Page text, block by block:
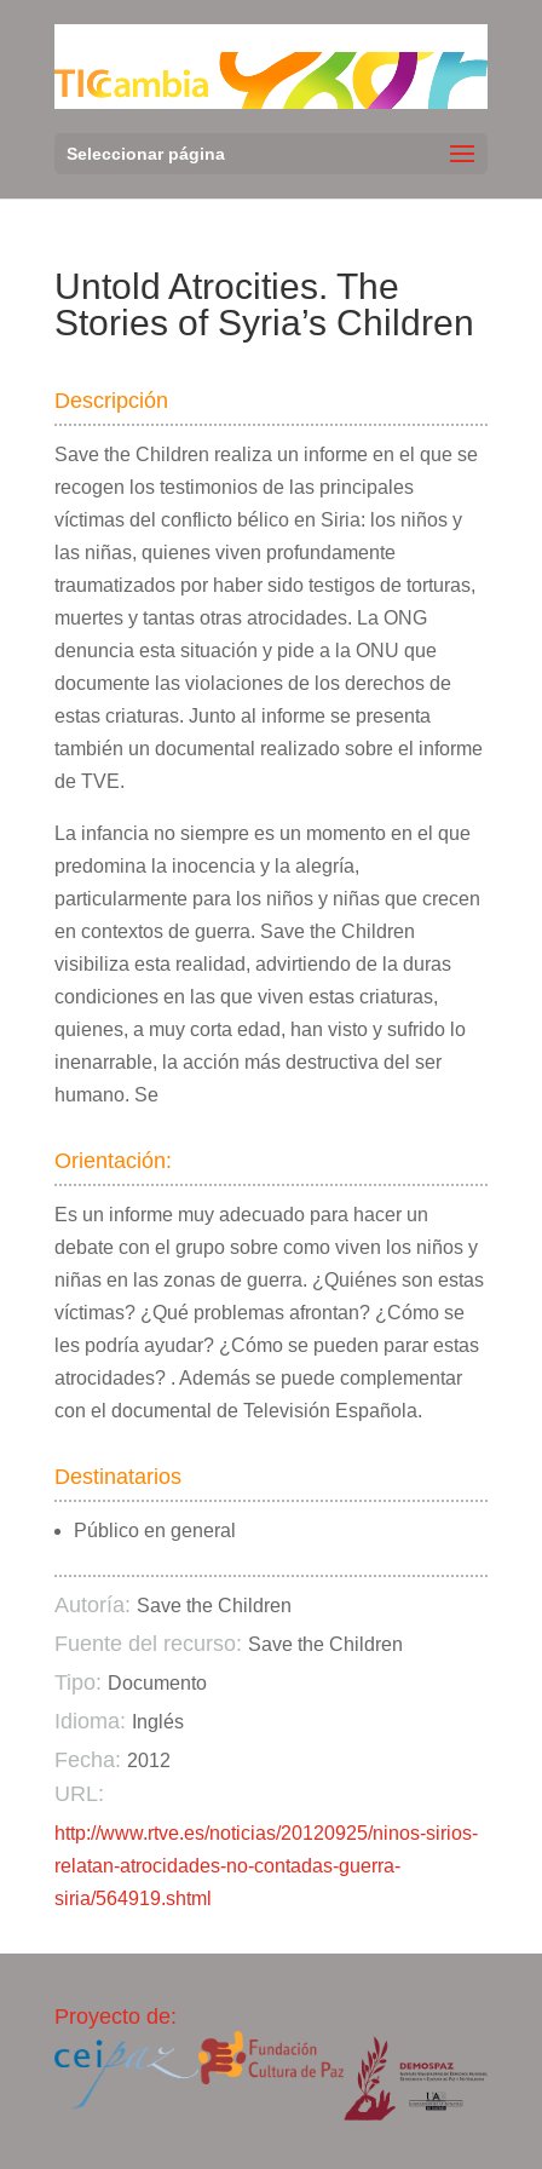
Seleccionar página
Untold Atrocities. The
Stories of Syria’s Children
Descripción
Save the Children realiza un informe en el que se
recogen los testimonios de las principales
víctimas del conflicto bélico en Siria: los niños y
las niñas, quienes viven profundamente
traumatizados por haber sido testigos de torturas,
muertes y tantas otras atrocidades. La ONG
denuncia esta situación y pide a la ONU que
documente las violaciones de los derechos de
estas criaturas. Junto al informe se presenta
también un documental realizado sobre el informe
de TVE.
La infancia no siempre es un momento en el que
predomina la inocencia y la alegría,
particularmente para los niños y niñas que crecen
en contextos de guerra. Save the Children
visibiliza esta realidad, advirtiendo de la duras
condiciones en las que viven estas criaturas,
quienes, a muy corta edad, han visto y sufrido lo
inenarrable, la acción más destructiva del ser
humano. Se
Orientación:
Es un informe muy adecuado para hacer un
debate con el grupo sobre como viven los niños y
niñas en las zonas de guerra. ¿Quiénes son estas
víctimas? ¿Qué problemas afrontan? ¿Cómo se
les podría ayudar? ¿Cómo se pueden parar estas
atrocidades? . Además se puede complementar
con el documental de Televisión Española.
Destinatarios
Público en general
Autoría: Save the Children
Fuente del recurso: Save the Children
Tipo: Documento
Idioma: Inglés
Fecha: 2012
URL:
http://www.rtve.es/noticias/20120925/ninos-sirios-
relatan-atrocidades-no-contadas-guerra-
siria/564919.shtml
Proyecto de: